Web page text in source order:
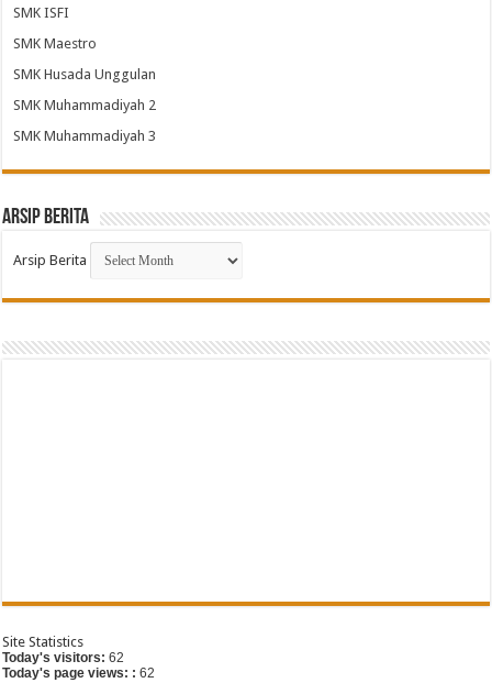
SMK ISFI
SMK Maestro
SMK Husada Unggulan
SMK Muhammadiyah 2
SMK Muhammadiyah 3
Arsip Berita
Arsip Berita
G
Site Statistics
Today's visitors:62
Today's page views: :62